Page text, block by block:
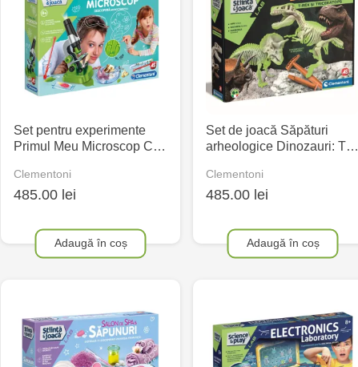
Set pentru experimente
Primul Meu Microscop C…
Clementoni
485.00 lei
Adaugă în coș
Set de joacă Săpături
arheologice Dinozauri: T…
Clementoni
485.00 lei
Adaugă în coș